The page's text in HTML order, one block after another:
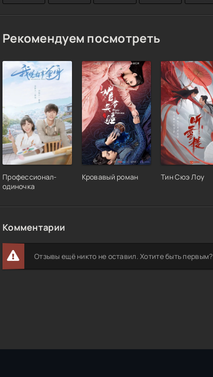
Рекомендуем посмотреть
Профессионал-
одиночка
Кровавый роман Тин Сюэ Лоу
Комментарии
Отзывы ещё никто не оставил. Хотите быть первым?